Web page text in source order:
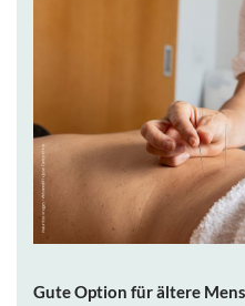
Gute Option für ältere